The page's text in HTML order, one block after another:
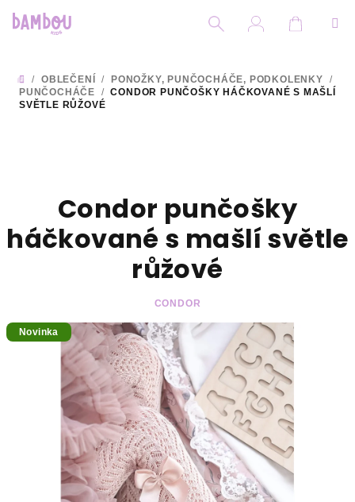
DOMŮ
/ OBLEČENÍ / PONOŽKY, PUNČOCHÁČE, PODKOLENKY
/
PUNČOCHÁČE
/ CONDOR PUNČOŠKY HÁČKOVANÉ S MAŠLÍ
SVĚTLE RŮŽOVÉ
Condor punčošky
háčkované s mašlí světle
růžové
CONDOR
Novinka